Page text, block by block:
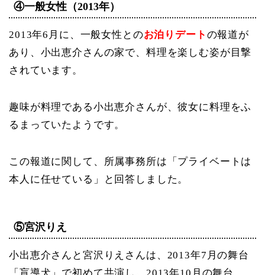
④一般女性（2013年）
2013年6月に、一般女性とのお泊りデート の報道が
あり、小出恵介さんの家で、料理を楽しむ姿が目撃
されています。
趣味が料理である小出恵介さんが、彼女に料理をふ
るまっていたようです。
この報道に関して、所属事務所は「プライベートは
本人に任せている」と回答しました。
⑤宮沢りえ
小出恵介さんと宮沢りえさんは、2013年7月の舞台
「盲導犬」で初めて共演し、2013年10月の舞台